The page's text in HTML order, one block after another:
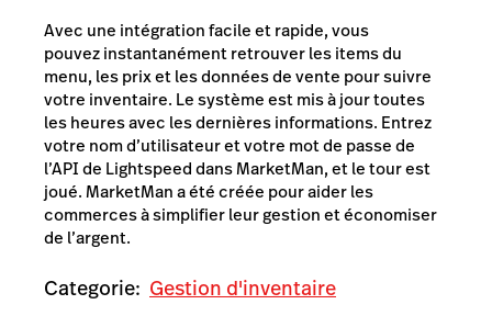
Avec une intégration facile et rapide, vous
pouvez instantanément retrouver les items du
menu, les prix et les données de vente pour suivre
votre inventaire. Le système est mis à jour toutes
les heures avec les dernières informations. Entrez
votre nom d’utilisateur et votre mot de passe de
l’API de Lightspeed dans MarketMan, et le tour est
joué. MarketMan a été créée pour aider les
commerces à simplifier leur gestion et économiser
de l’argent.
Categorie: Gestion d'inventaire